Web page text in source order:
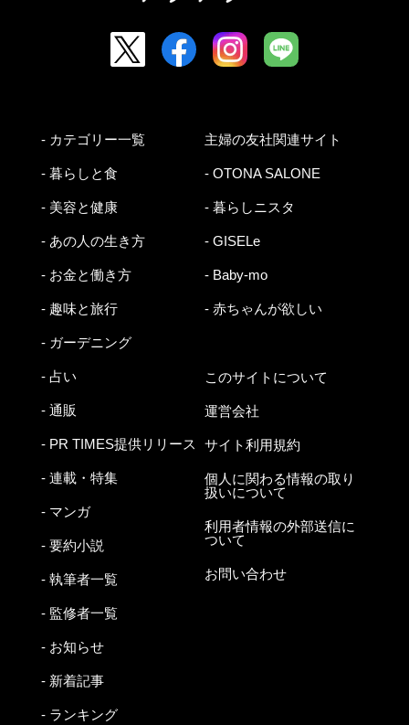
- カテゴリー一覧
- 暮らしと食
- 美容と健康
- あの人の生き方
- お金と働き方
- 趣味と旅行
- ガーデニング
- 占い
- 通販
- PR TIMES提供リリース
- 連載・特集
- マンガ
- 要約小説
- 執筆者一覧
- 監修者一覧
- お知らせ
- 新着記事
- ランキング
主婦の友社関連サイト
- OTONA SALONE
- 暮らしニスタ
- GISELe
- Baby-mo
- 赤ちゃんが欲しい
このサイトについて
運営会社
サイト利用規約
個人に関わる情報の取り
扱いについて
利用者情報の外部送信に
ついて
お問い合わせ